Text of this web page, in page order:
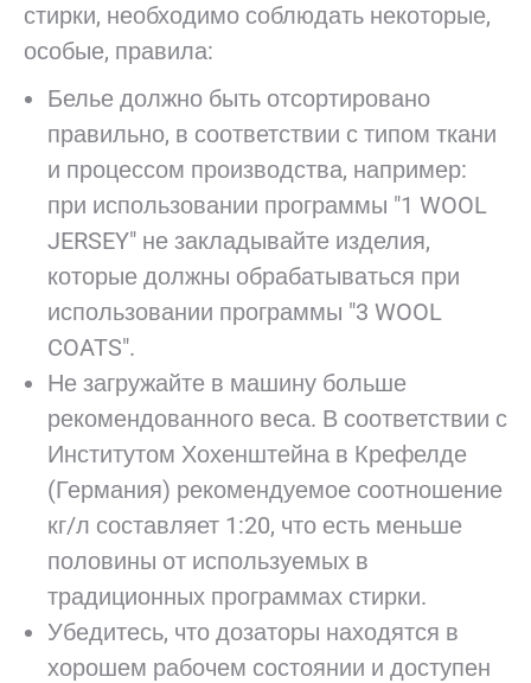
стирки, необходимо соблюдать некоторые,
особые, правила:
Белье должно быть отсортировано
правильно, в соответствии с типом ткани
и процессом производства, например:
при использовании программы "1 WOOL
JERSEY" не закладывайте изделия,
которые должны обрабатываться при
использовании программы "3 WOOL
COATS".
Не загружайте в машину больше
рекомендованного веса. В соответствии с
Институтом Хохенштейна в Крефелде
(Германия) рекомендуемое соотношение
кг/л составляет 1:20, что есть меньше
половины от используемых в
традиционных программах стирки.
Убедитесь, что дозаторы находятся в
хорошем рабочем состоянии и доступен